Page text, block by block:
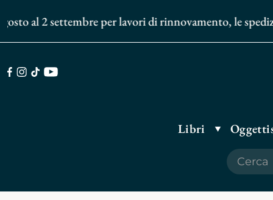
2 settembre per lavori di rinnovamento, le
Libri